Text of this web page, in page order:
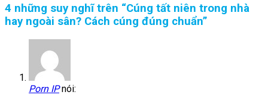
4 những suy nghĩ trên “Cúng tất niên trong nhà
hay ngoài sân? Cách cúng đúng chuẩn”
Porn IP nói: